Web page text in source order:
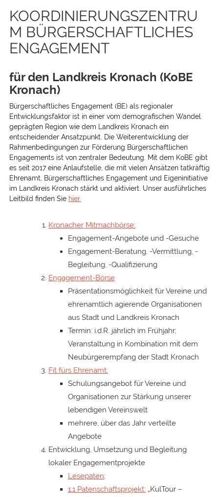
KOORDINIERUNGSZENTRU
M BÜRGERSCHAFTLICHES
ENGAGEMENT
für den Landkreis Kronach (KoBE
Kronach)
Bürgerschaftliches Engagement (BE) als regionaler
Entwicklungsfaktor ist in einer vom demografischen Wandel
geprägten Region wie dem Landkreis Kronach ein
entscheidender Ansatzpunkt. Die Weiterentwicklung der
Rahmenbedingungen zur Förderung Bürgerschaftlichen
Engagements ist von zentraler Bedeutung. Mit dem KoBE gibt
es seit 2017 eine Anlaufstelle, die mit vielen Ansätzen tatkräftig
Ehrenamt, Bürgerschaftliches Engagement und Eigeninitiative
im Landkreis Kronach stärkt und aktiviert. Unser ausführliches
Leitbild finden Sie hier.
Kronacher Mitmachbörse:
Engagement-Angebote und -Gesuche
Engagement-Beratung, -Vermittlung, -
Begleitung, -Qualifizierung
Engagement-Börse
Präsentationsmöglichkeit für Vereine und
ehrenamtlich agierende Organisationen
aus Stadt und Landkreis Kronach
Termin: i.d.R. jährlich im Frühjahr;
Veranstaltung in Kombination mit dem
Neubürgerempfang der Stadt Kronach
Fit fürs Ehrenamt:
Schulungsangebot für Vereine und
Organisationen zur Stärkung unserer
lebendigen Vereinswelt
mehrere, über das Jahr verteilte
Angebote
Entwicklung, Umsetzung und Begleitung
lokaler Engagementprojekte
Lesepaten;
1:1 Patenschaftsprojekt: „KulTour –